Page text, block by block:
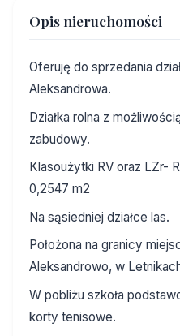
Opis nieruchomości
Oferuję do sprzedania
Aleksandrowa.
Działka rolna z
zabudowy.
Klasoużytki RV oraz LZr-
0,2547 m2
Na sąsiedniej działce las.
Położona na granicy
Aleksandrowo, w
W pobliżu szkoła
korty tenisowe.